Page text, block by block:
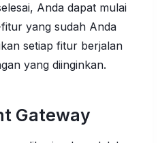
Anda dapat mulai
yang sudah Anda
setiap fitur berjalan
yang diinginkan.
Gateway